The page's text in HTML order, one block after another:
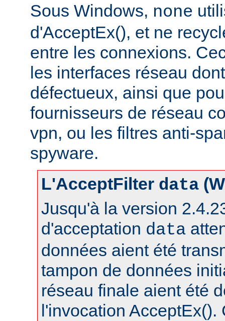
Sous Windows, none
d'AcceptEx(), et ne
entre les connexions.
les interfaces réseau
défectueux, ainsi que
fournisseurs de réseau
vpn, ou les filtres anti-
spyware.
L'AcceptFilter data
Jusqu'à la version
d'acceptation data
données aient été
tampon de données
réseau finale aient été
l'invocation AcceptEx().